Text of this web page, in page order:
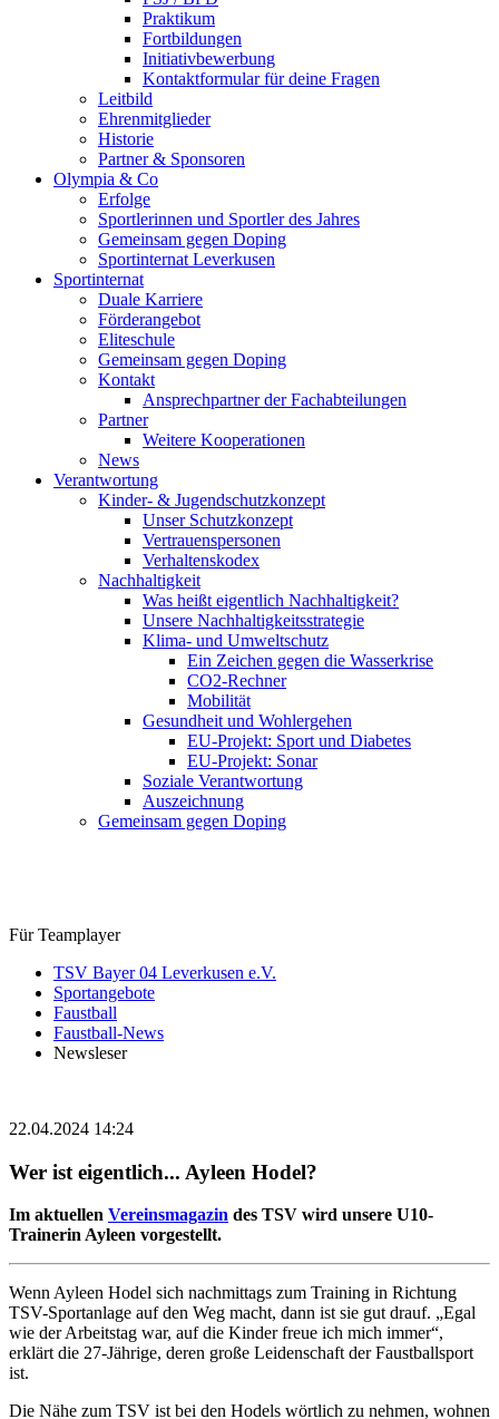
Praktikum
Fortbildungen
Initiativbewerbung
Kontaktformular für deine Fragen
Leitbild
Ehrenmitglieder
Historie
Partner & Sponsoren
Olympia & Co
Erfolge
Sportlerinnen und Sportler des Jahres
Gemeinsam gegen Doping
Sportinternat Leverkusen
Sportinternat
Duale Karriere
Förderangebot
Eliteschule
Gemeinsam gegen Doping
Kontakt
Ansprechpartner der Fachabteilungen
Partner
Weitere Kooperationen
News
Verantwortung
Kinder- & Jugendschutzkonzept
Unser Schutzkonzept
Vertrauenspersonen
Verhaltenskodex
Nachhaltigkeit
Was heißt eigentlich Nachhaltigkeit?
Unsere Nachhaltigkeitsstrategie
Klima- und Umweltschutz
Ein Zeichen gegen die Wasserkrise
CO2-Rechner
Mobilität
Gesundheit und Wohlergehen
EU-Projekt: Sport und Diabetes
EU-Projekt: Sonar
Soziale Verantwortung
Auszeichnung
Gemeinsam gegen Doping
Für Teamplayer
TSV Bayer 04 Leverkusen e.V.
Sportangebote
Faustball
Faustball-News
Newsleser
22.04.2024 14:24
Wer ist eigentlich... Ayleen Hodel?
Im aktuellen Vereinsmagazin des TSV wird unsere U10-
Trainerin Ayleen vorgestellt.
Wenn Ayleen Hodel sich nachmittags zum Training in Richtung
TSV-Sportanlage auf den Weg macht, dann ist sie gut drauf. „Egal
wie der Arbeitstag war, auf die Kinder freue ich mich immer“,
erklärt die 27-Jährige, deren große Leidenschaft der Faustballsport
ist.
Die Nähe zum TSV ist bei den Hodels wörtlich zu nehmen, wohnen